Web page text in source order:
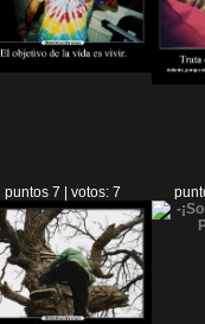
puntos 7 | votos: 7